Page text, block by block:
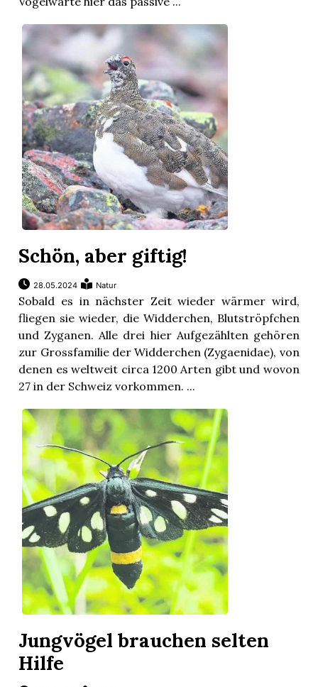
Schön, aber giftig!
28.05.2024 Natur
Sobald es in nächster Zeit wieder wärmer wird,
fliegen sie wieder, die Widderchen, Blutströpfchen
und Zyganen. Alle drei hier Aufgezählten gehören
zur Grossfamilie der Widderchen (Zygaenidae), von
denen es weltweit circa 1200 Arten gibt und wovon
27 in der Schweiz vorkommen. ...
Jungvögel brauchen selten
Hilfe